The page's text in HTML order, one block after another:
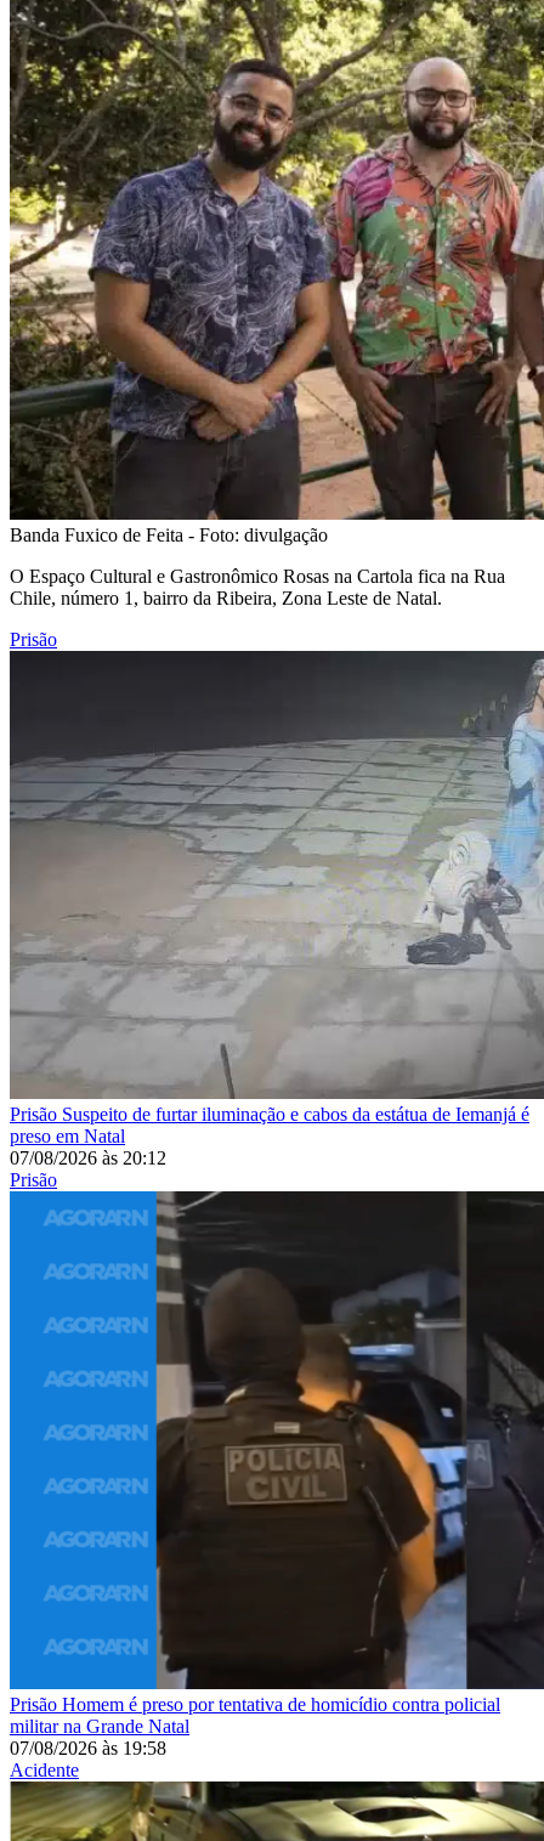
Banda Fuxico de Feita - Foto: divulgação
O Espaço Cultural e Gastronômico Rosas na Cartola fica na Rua
Chile, número 1, bairro da Ribeira, Zona Leste de Natal.
Prisão
Prisão Suspeito de furtar iluminação e cabos da estátua de Iemanjá é
preso em Natal
07/08/2026 às 20:12
Prisão
Prisão Homem é preso por tentativa de homicídio contra policial
militar na Grande Natal
07/08/2026 às 19:58
Acidente